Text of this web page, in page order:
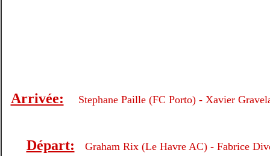
Arrivée: Stephane Paille (FC Porto) - Xavier
Départ: Graham Rix (Le Havre AC) - Fabrice